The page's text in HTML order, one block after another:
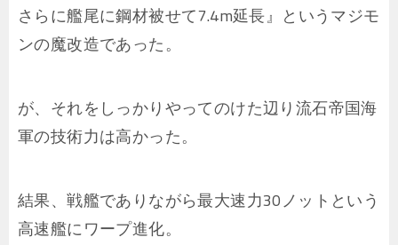
さらに艦尾に鋼材被せて7.4m延長』というマジモ
ンの魔改造であった。
が、それをしっかりやってのけた辺り流石帝国海
軍の技術力は高かった。
結果、戦艦でありながら最大速力30ノットという
高速艦にワープ進化。